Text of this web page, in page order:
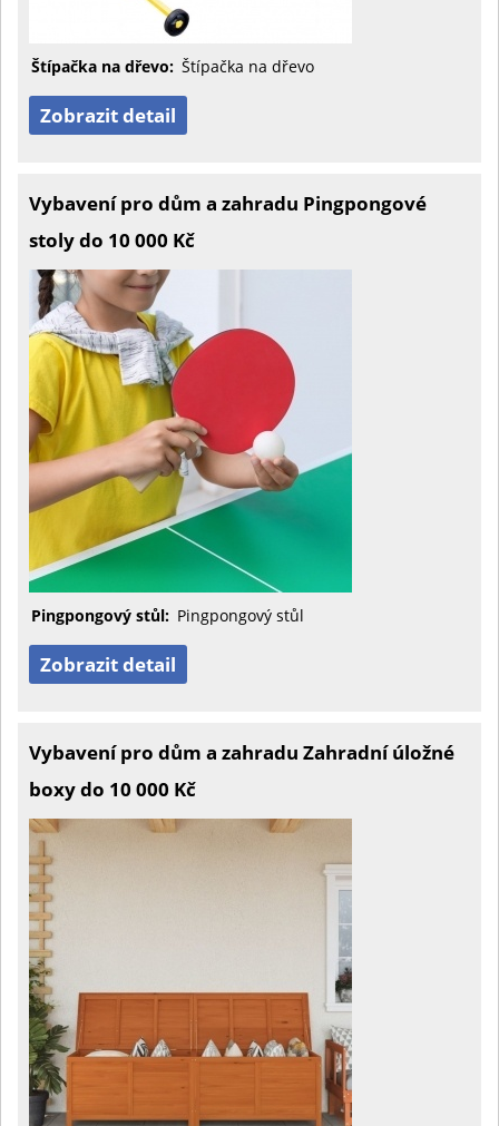
Štípačka na dřevo: Štípačka na dřevo
Zobrazit detail
Vybavení pro dům a zahradu Pingpongové
stoly do 10 000 Kč
Pingpongový stůl: Pingpongový stůl
Zobrazit detail
Vybavení pro dům a zahradu Zahradní úložné
boxy do 10 000 Kč